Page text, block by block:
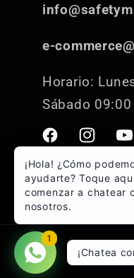
e-
Horario:
Sábado
Facebook
¡Hola! ¿Cómo
ayudarte? Toque
comenzar a chatear
nosotros.
¡Chatea
1